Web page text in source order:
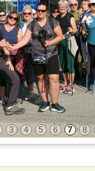
3 4 5 6 7 8